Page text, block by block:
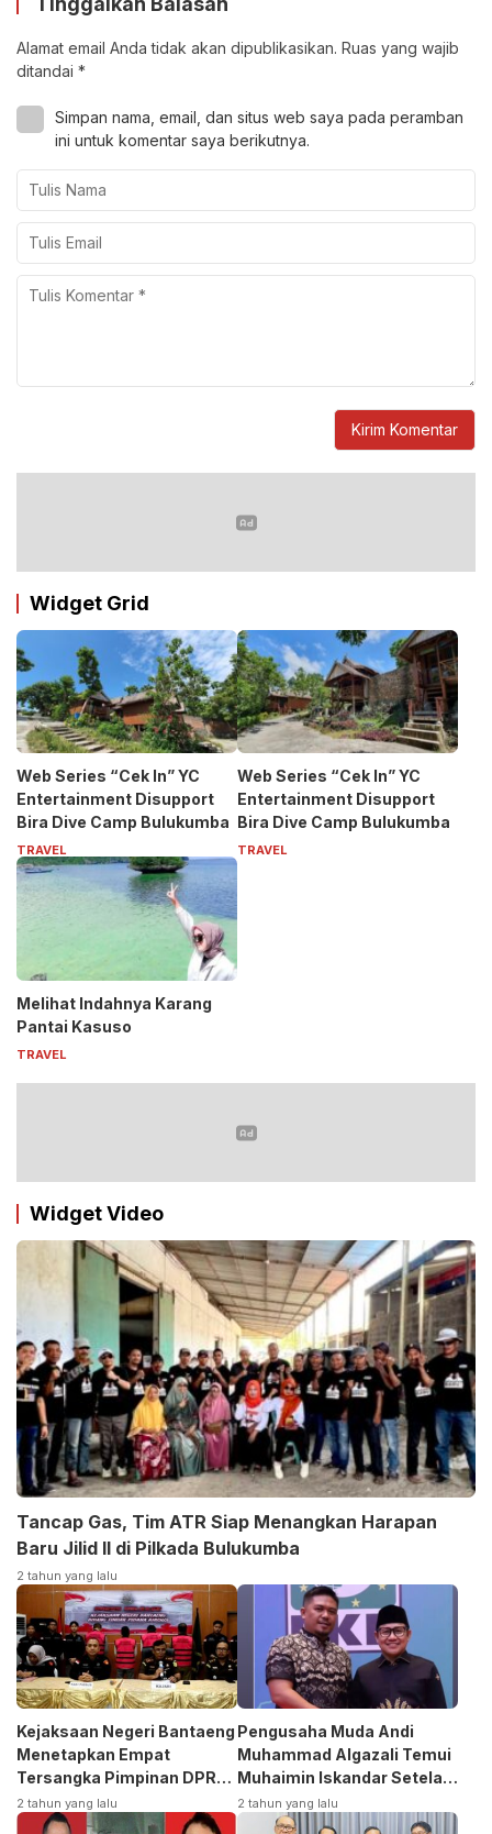
Alamat email Anda tidak akan dipublikasikan. Ruas yang wajib
ditandai *
Simpan nama, email, dan situs web saya pada peramban
ini untuk komentar saya berikutnya.
Widget Grid
Web Series “Cek In” YC
Entertainment Disupport
Bira Dive Camp Bulukumba
TRAVEL
Web Series “Cek In” YC
Entertainment Disupport
Bira Dive Camp Bulukumba
TRAVEL
Melihat Indahnya Karang
Pantai Kasuso
TRAVEL
Widget Video
Tancap Gas, Tim ATR Siap Menangkan Harapan
Baru Jilid II di Pilkada Bulukumba
2 tahun yang lalu
Kejaksaan Negeri Bantaeng
Menetapkan Empat
Tersangka Pimpinan DPRD
Kasus Korupsi
2 tahun yang lalu
Pengusaha Muda Andi
Muhammad Algazali Temui
Muhaimin Iskandar Setela
Ambil Formulir Bakal Calon
Bupati ke PKB
2 tahun yang lalu